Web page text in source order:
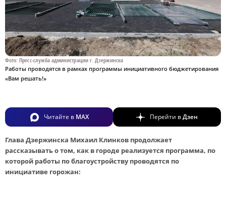
Фото: Пресс-служба администрации г. Дзержинска
Работы проводятся в рамках программы инициативного бюджетирования
«Вам решать!»
Читайте в MAX Перейти вДзен
Глава Дзержинска Михаил Клинков продолжает
рассказывать о том, как в городе реализуется программа, по
которой работы по благоустройству проводятся по
инициативе горожан: